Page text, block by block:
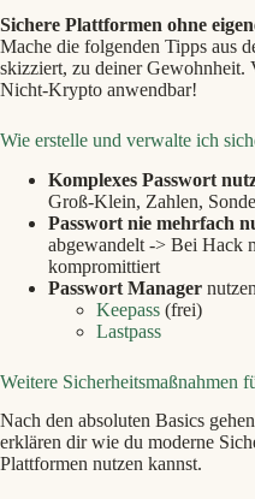
Sichere Plattformen ohne
Mache die folgenden Tipps aus
skizziert, zu deiner Gewohnheit.
Nicht-Krypto anwendbar!
Wie erstelle und verwalte ich
Komplexes Passwort
Groß-Klein, Zahlen,
Passwort nie mehrfach
abgewandelt -> Bei Hack
kompromittiert
Passwort Manager
Keepass (frei)
Lastpass
Weitere Sicherheitsmaßnahmen
Nach den absoluten Basics
erklären dir wie du moderne
Plattformen nutzen kannst.